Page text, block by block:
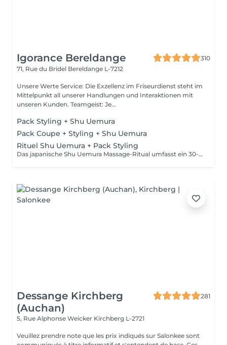
Igorance Bereldange
310
71, Rue du Bridel Bereldange L-7212
Unsere Werte Service: Die Exzellenz im Friseurdienst steht im
Mittelpunkt all unserer Handlungen und Interaktionen mit
unseren Kunden. Teamgeist: Je...
Pack Styling + Shu Uemura
Pack Coupe + Styling + Shu Uemura
Rituel Shu Uemura + Pack Styling
Das japanische Shu Uemura Massage-Ritual umfasst ein 30-minütiges Shampoo und eine Behandlung zur intensiven Haarreparatur und Entspannung + Styling-Paket. Die Preise sind als Richtwerte zu verstehen und müssen nach einer individuellen Beratung durch Ihren Friseur/Stylisten/Spezialisten bestätigt werden. Die Geschäftsleitung behält sich das Recht vor, Änderungen zur reibungslosen Funktion des Salons vorzunehmen.
Dessange Kirchberg
(Auchan)
281
5, Rue Alphonse Weicker Kirchberg L-2721
Veuillez prendre note que les prix indiqués sur Salonkee sont